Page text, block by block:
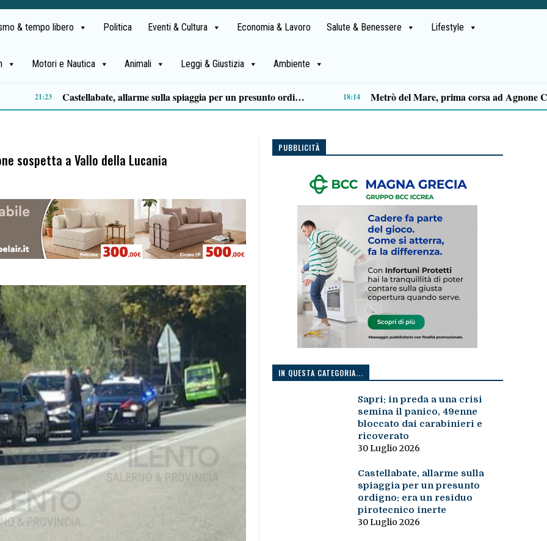
& tempo libero Politica Eventi & Cultura Economia & Lavoro Salute & Benessere Lifestyle
Motori e Nautica Animali Leggi & Giustizia Ambiente
Premio Terre del Bussento, si alza il sipario: stasera Roberto Fico apre l’11ª edizione 14:35 Capaccio Paestum spazio di legalità: oltre 43 ettari di beni confiscati destinati a progetti sociali 14:14
sospetta a Vallo della Lucania
PUBBLICITÀ
IN QUESTA CATEGORIA...
Sapri: in preda a una crisi
semina il panico, 49enne
bloccato dai carabinieri e
ricoverato
30 Luglio 2026
Castellabate, allarme sulla
spiaggia per un presunto
ordigno: era un residuo
pirotecnico inerte
30 Luglio 2026